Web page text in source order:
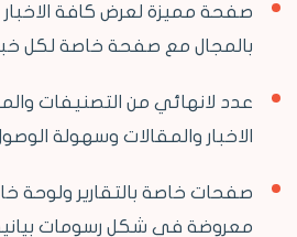
صفحة مميزة لعرض كافة الاخبار
بالمجال مع صفحة خاصة لكل
عدد لانهائي من التصنيفات
الاخبار والمقالات وسهولة
صفحات خاصة بالتقارير ولوحة
معروضة في شكل رسومات